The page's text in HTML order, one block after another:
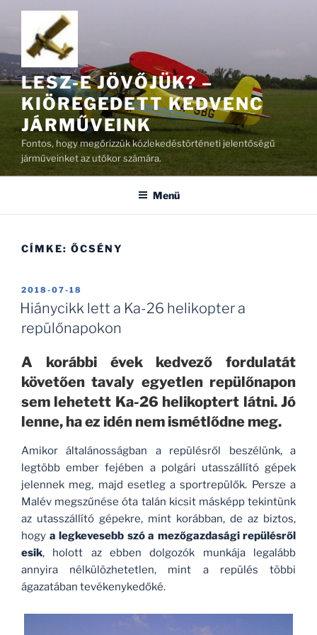
Tartalomhoz
LESZ-E JÖVŐJÜK? –
KIÖREGEDETT KEDVENC
JÁRMŰVEINK
Fontos, hogy megőrizzük közlekedéstörténeti jelentőségű
járműveinket az utókor számára.
Menü
CÍMKE: ŐCSÉNY
BEKÜLDVE:
2018-07-18
Hiánycikk lett a Ka-26 helikopter a
repülőnapokon
A korábbi évek kedvező fordulatát
követően tavaly egyetlen repülőnapon
sem lehetett Ka-26 helikoptert látni. Jó
lenne, ha ez idén nem ismétlődne meg.
Amikor általánosságban a repülésről beszélünk, a
legtöbb ember fejében a polgári utasszállító gépek
jelennek meg, majd esetleg a sportrepülők. Persze a
Malév megszűnése óta talán kicsit másképp tekintünk
az utasszállító gépekre, mint korábban, de az biztos,
hogy a legkevesebb szó a mezőgazdasági repülésről
esik, holott az ebben dolgozók munkája legalább
annyira nélkülözhetetlen, mint a repülés többi
ágazatában tevékenykedőké.